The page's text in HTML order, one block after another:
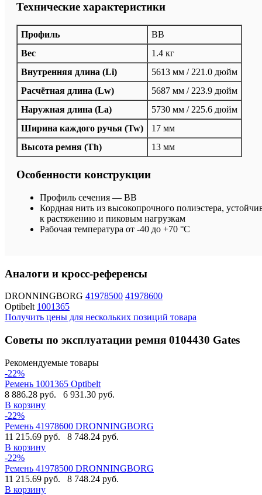
Технические характеристики
Профиль
BB
Вес
1.4 кг
Внутренняя длина (Li)
5613 мм / 221.0 дюйм
Расчётная длина (Lw)
5687 мм / 223.9 дюйм
Наружная длина (La)
5730 мм / 225.6 дюйм
Ширина каждого ручья (Tw)
17 мм
Высота ремня (Th)
13 мм
Особенности конструкции
Профиль сечения — BB
Кордная нить из высокопрочного полиэстера,
к растяжению и пиковым нагрузкам
Рабочая температура от -40 до +70 °C
Аналоги и кросс-референсы
DRONNINGBORG 41978500 41978600
Optibelt 1001365
Получить цены для нескольких позиций товара
Советы по эксплуатации ремня 0104430 Gates
Рекомендуемые товары
-22%
Ремень 1001365 Optibelt
8 886.28 руб.
6 931.30 руб.
В корзину
-22%
Ремень 41978600 DRONNINGBORG
11 215.69 руб.
8 748.24 руб.
В корзину
-22%
Ремень 41978500 DRONNINGBORG
11 215.69 руб.
8 748.24 руб.
В корзину